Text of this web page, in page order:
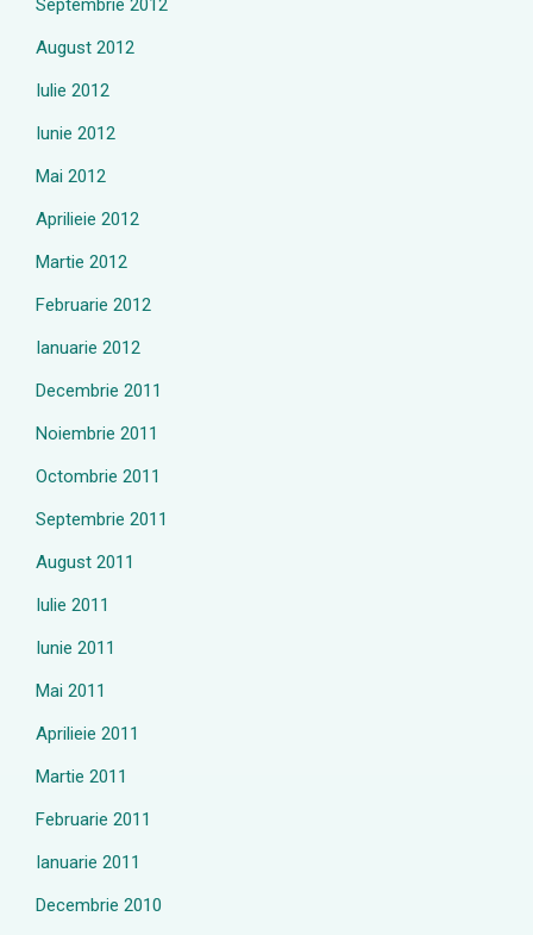
Septembrie 2012
August 2012
Iulie 2012
Iunie 2012
Mai 2012
Aprilieie 2012
Martie 2012
Februarie 2012
Ianuarie 2012
Decembrie 2011
Noiembrie 2011
Octombrie 2011
Septembrie 2011
August 2011
Iulie 2011
Iunie 2011
Mai 2011
Aprilieie 2011
Martie 2011
Februarie 2011
Ianuarie 2011
Decembrie 2010